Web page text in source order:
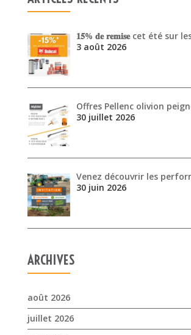
Offres Pellenc olivion
30 juin 2026
ARCHIVES
août 2026
juillet 2026
mai 2026
mars 2026
février 2026